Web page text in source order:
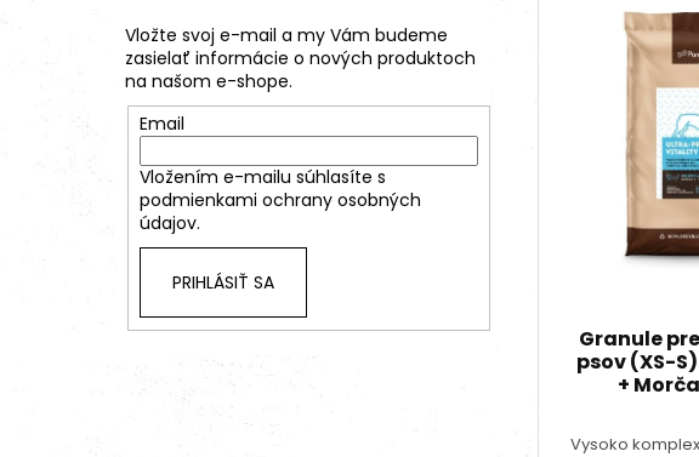
Vložte svoj e-mail a my Vám budeme
zasielať informácie o nových produktoch
na našom e-shope.
Email
Vložením e-mailu súhlasíte s
podmienkami ochrany osobných
údajov.
PRIHLÁSIŤ SA